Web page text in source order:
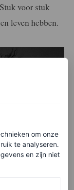
voor stuk
leven hebben.
om onze
te analyseren.
en zijn niet